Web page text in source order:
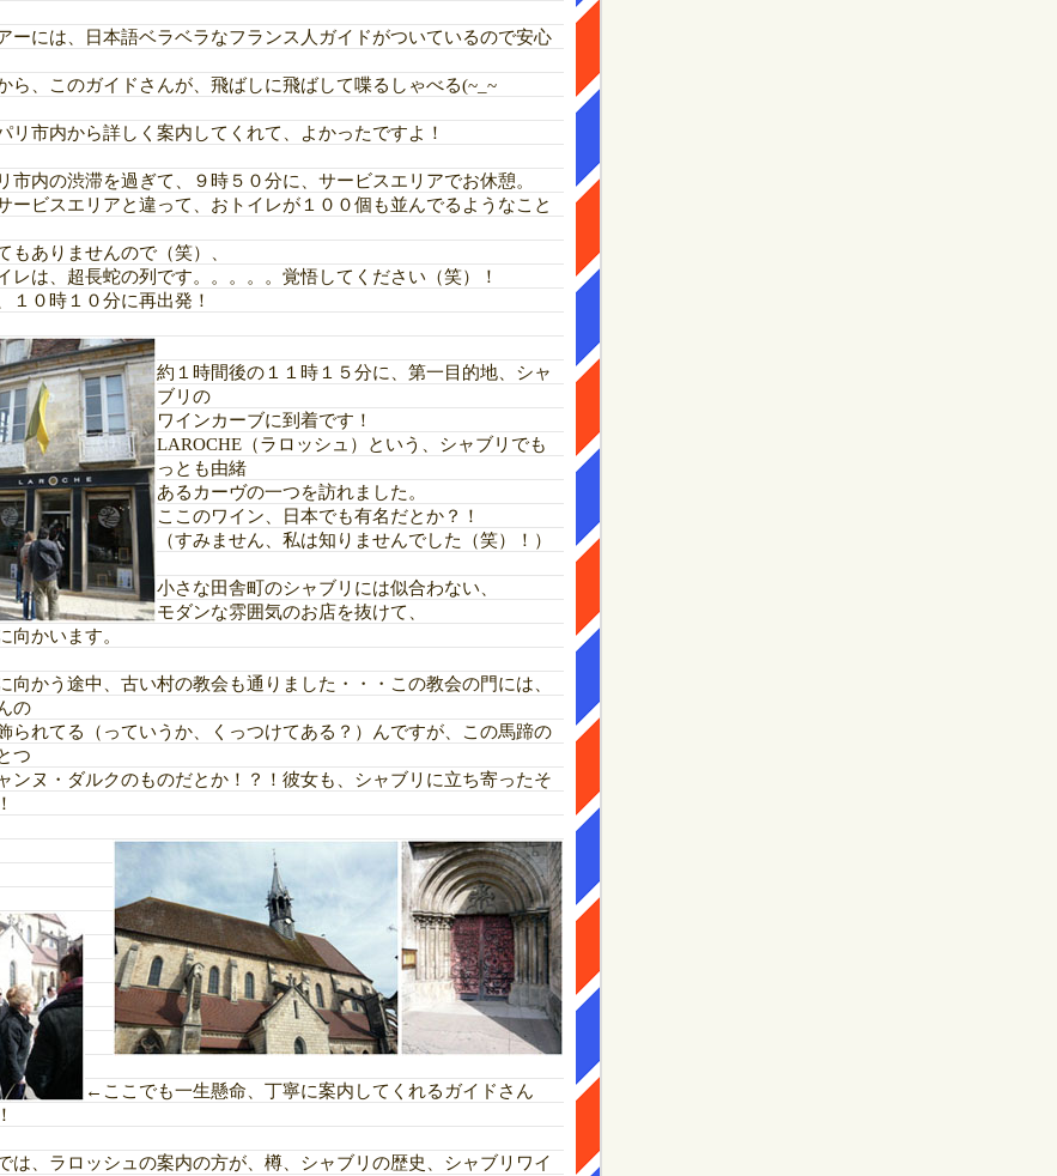
ーには、日本語ベラベラなフランス人ガイドがついているので安心
ら、このガイドさんが、飛ばしに飛ばして喋るしゃべる(~_~
リ市内から詳しく案内してくれて、よかったですよ！
市内の渋滞を過ぎて、９時５０分に、サービスエリアでお休憩。
ービスエリアと違って、おトイレが１００個も並んでるようなこと
もありませんので（笑）、
レは、超長蛇の列です。。。。。覚悟してください（笑）！
１０時１０分に再出発！
約１時間後の１１時１５分に、第一目的地、シャ
ブリの
ワインカーブに到着です！
LAROCHE（ラロッシュ）
という、シャブリでも
っとも由緒
あるカーヴの一つを訪れました。
ここのワイン、日本でも有名だとか？！
（すみません、私は知りませんでした（笑）！）
小さな田舎町のシャブリには似合わない、
モダンな雰囲気のお店を抜けて、
向かいます。
向かう途中、古い村の教会も通りました・・・この教会の門には、
の
られてる（っていうか、くっつけてある？）んですが、この馬蹄の
つ
ンヌ・ダルクのものだとか！？！彼女も、シャブリに立ち寄ったそ
←ここでも一生懸命、丁寧に案内してくれるガイドさん
は、ラロッシュの案内の方が、樽、シャブリの歴史、シャブリワイ